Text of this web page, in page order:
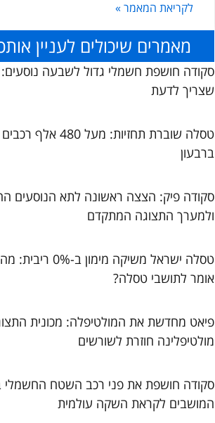
לקריאת המאמר »
מאמרים שיכולים לעניין
סקודה חושפת חשמלי גדול לשבעה
שצריך לדעת
טסלה שוברת תחזיות: מעל 480
ברבעון
סקודה פיק: הצצה ראשונה לתא הנוסעים
ולמערך התצוגה המתקדם
טסלה ישראל משיקה מימון ב-0%
אומר לתושבי טסלה?
פיאט מחדשת את המולטיפלה: מכונית
מולטיפלינה חוזרת לשורשים
המושבים לקראת השקה עולמית